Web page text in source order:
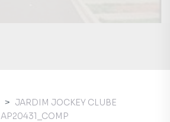
JARDIM JOCKEY CLUBE
AP20431_COMP